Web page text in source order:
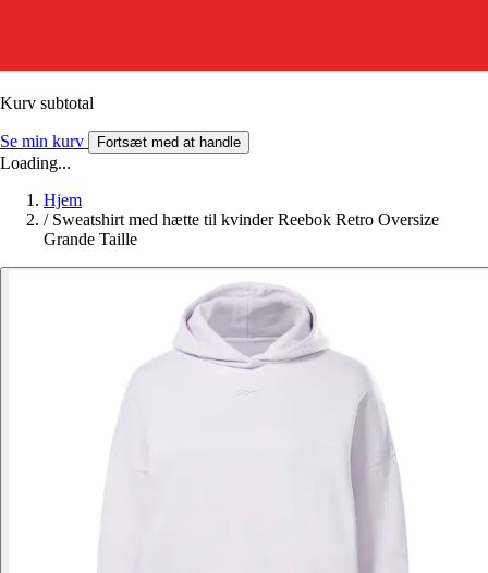
Kurv subtotal
Se min kurv Fortsæt med at handle
Loading...
Hjem
/ Sweatshirt med hætte til kvinder Reebok Retro Oversize
Grande Taille